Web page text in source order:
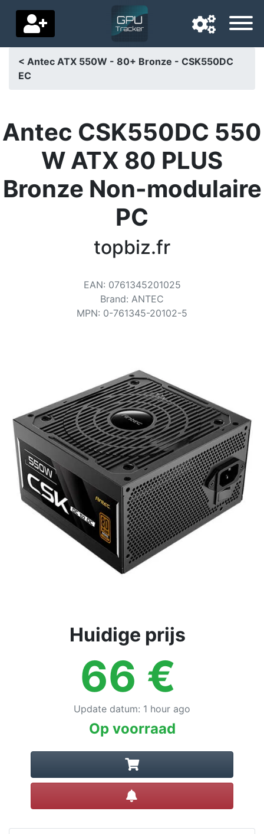
Navigatietaal
Startpagina
Prijs daalt
Instellingen
Neem contact met ons op
< Antec ATX 550W - 80+ Bronze - CSK550DC
EC
Antec CSK550DC 550
W ATX 80 PLUS
Bronze Non-modulaire
PC
topbiz.fr
EAN: 0761345201025
Brand: ANTEC
MPN: 0-761345-20102-5
Huidige prijs
66 €
Update datum: 1 hour ago
Op voorraad